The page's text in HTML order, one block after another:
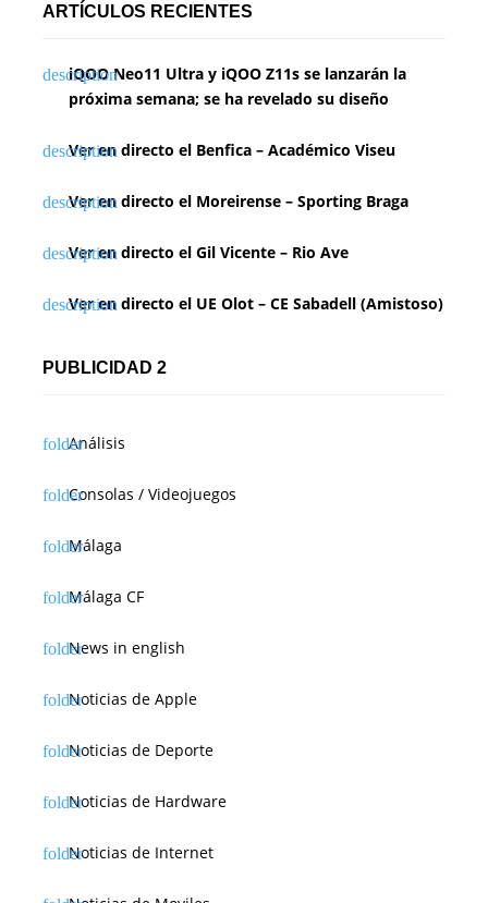
ARTÍCULOS RECIENTES
iQOO Neo11 Ultra y iQOO Z11s se lanzarán la
próxima semana; se ha revelado su diseño
Ver en directo el Benfica – Académico Viseu
Ver en directo el Moreirense – Sporting Braga
Ver en directo el Gil Vicente – Rio Ave
Ver en directo el UE Olot – CE Sabadell (Amistoso)
PUBLICIDAD 2
Análisis
Consolas / Videojuegos
Málaga
Málaga CF
News in english
Noticias de Apple
Noticias de Deporte
Noticias de Hardware
Noticias de Internet